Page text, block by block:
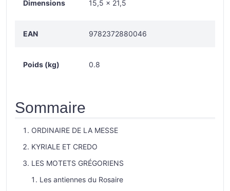
Dimensions 15,5 × 21,5
EAN 9782372880046
Poids (kg) 0.8
Sommaire
ORDINAIRE DE LA MESSE
KYRIALE ET CREDO
LES MOTETS GRÉGORIENS
Les antiennes du Rosaire